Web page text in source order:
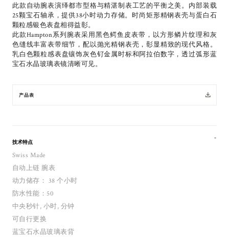
此款自动腕表演绎都市型格与精湛制表工艺的平衡之美。内部装载
25颗宝石轴承，提供38小时动力存储。时尚矩形精钢表壳与蛋白石
颗粒感银色表盘相得益彰。
此款Hampton系列腕表采用黑色鳄鱼皮表带，以方形鳞片纹理和灰
色缝线丰富表带细节，配以抛光精钢表壳，彰显精致的现代风格。
乳白色颗粒感表盘镶饰灰色钌金属时标和阿拉伯数字，透过弧形蓝
宝石水晶玻璃表镜清晰可见。
产品表
技术特点
Swiss Made
自动上链 腕表
动力储存： 38 个小时
防水性能：50
中央秒针, 小时, 分钟
可自行更换
蓝宝石水晶玻璃表背